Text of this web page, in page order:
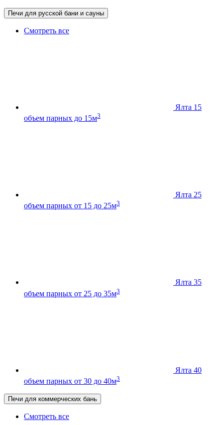
Печи для русской бани и сауны
Смотреть все
Ялта 15
объем парных до 15м3
Ялта 25
объем парных от 15 до 25м3
Ялта 35
объем парных от 25 до 35м3
Ялта 40
объем парных от 30 до 40м3
Печи для коммерческих бань
Смотреть все